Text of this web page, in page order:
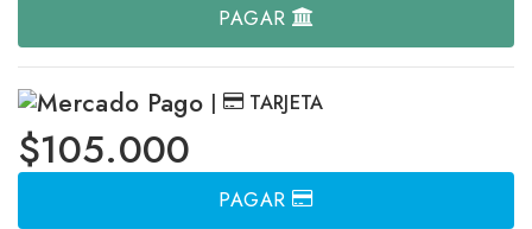
PAGAR
| TARJETA
$105.000
PAGAR